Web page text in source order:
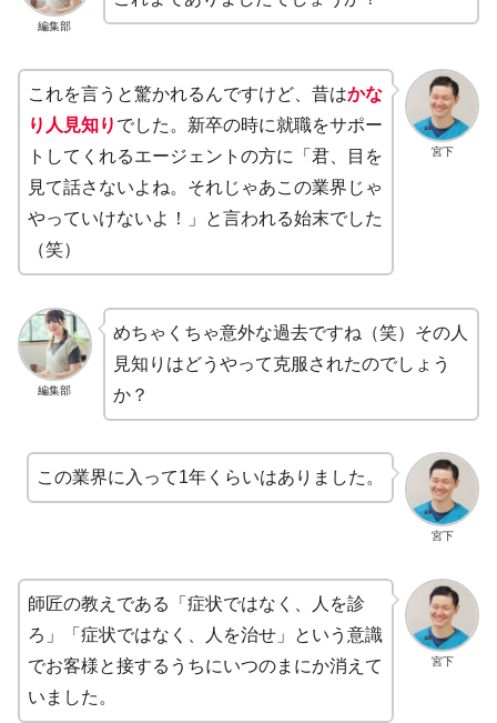
編集部
宮下
これを言うと驚かれるんですけど、昔はかな
り人見知り でした。新卒の時に就職をサポー
トしてくれるエージェントの方に「君、目を
見て話さないよね。それじゃあこの業界じゃ
やっていけないよ！」と言われる始末でした
（笑）
編集部
めちゃくちゃ意外な過去ですね（笑）その人
見知りはどうやって克服されたのでしょう
か？
宮下
この業界に入って1年くらいはありました。
宮下
師匠の教えである「症状ではなく、人を診
ろ」「症状ではなく、人を治せ」という意識
でお客様と接するうちにいつのまにか消えて
いました。